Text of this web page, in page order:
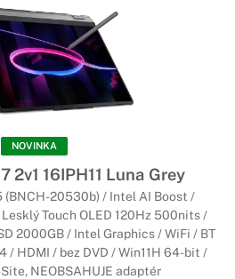
NOVINKA
2v1 16IPH11 Luna Grey
(BNCH-20530b) / Intel AI Boost /
Touch OLED 120Hz 500nits /
2000GB / Intel Graphics / WiFi / BT
/ HDMI / bez DVD / Win11H 64-bit /
NEOBSAHUJE adaptér